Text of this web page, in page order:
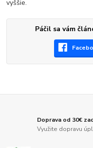
vyššie.
Páčil sa vám
Doprava od 30€
Využite dopravu